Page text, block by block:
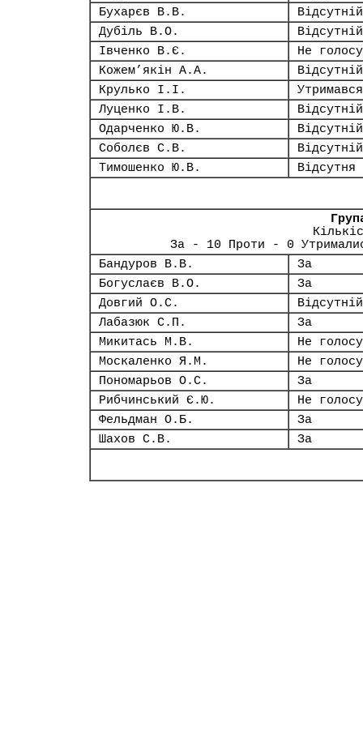
Бухарєв В.В.
Відсутній
Дубіль В.О.
Відсутній
Івченко В.Є.
Не
Кожем’якін А.А.
Відсутній
Крулько І.І.
Утримався
Луценко І.В.
Відсутній
Одарченко Ю.В.
Відсутній
Соболєв С.В.
Відсутній
Тимошенко Ю.В.
Відсутня
За - 10 Проти - 0
Бандуров В.В.
За
Богуслаєв В.О.
За
Довгий О.С.
Відсутній
Лабазюк С.П.
За
Микитась М.В.
Не
Москаленко Я.М.
Не
Пономарьов О.С.
За
Рибчинський Є.Ю.
Не
Фельдман О.Б.
За
Шахов С.В.
За